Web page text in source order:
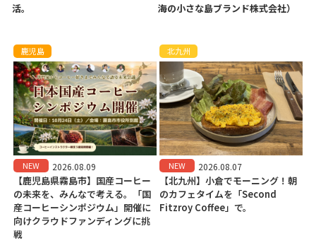
活。
海の小さな島ブランド株式会社）
鹿児島
NEW 2026.08.09
【鹿児島県霧島市】国産コーヒー
の未来を、みんなで考える。「国
産コーヒーシンポジウム」開催に
向けクラウドファンディングに挑
戦
北九州
NEW 2026.08.07
【北九州】小倉でモーニング！朝
のカフェタイムを「Second
Fitzroy Coffee」で。